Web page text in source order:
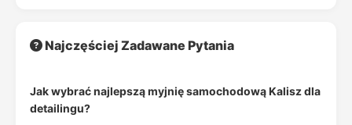
Najczęściej Zadawane Pytania
Jak wybrać najlepszą myjnię samochodową Kalisz dla
detailingu?